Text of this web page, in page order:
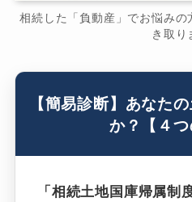
相続した「負動産」でお悩みの
き取り
【簡易診断】あなた
か？【４つ
「相続土地国庫帰属